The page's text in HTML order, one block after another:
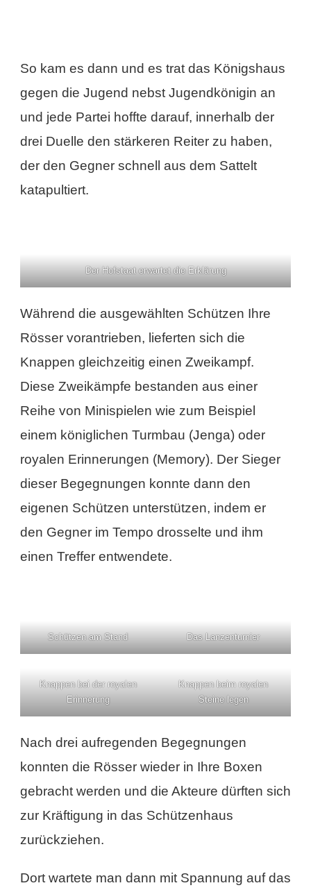
So kam es dann und es trat das Königshaus
gegen die Jugend nebst Jugendkönigin an
und jede Partei hoffte darauf, innerhalb der
drei Duelle den stärkeren Reiter zu haben,
der den Gegner schnell aus dem Sattelt
katapultiert.
Der Hofstaat erwartet die Erklärung
Während die ausgewählten Schützen Ihre
Rösser vorantrieben, lieferten sich die
Knappen gleichzeitig einen Zweikampf.
Diese Zweikämpfe bestanden aus einer
Reihe von Minispielen wie zum Beispiel
einem königlichen Turmbau (Jenga) oder
royalen Erinnerungen (Memory). Der Sieger
dieser Begegnungen konnte dann den
eigenen Schützen unterstützen, indem er
den Gegner im Tempo drosselte und ihm
einen Treffer entwendete.
Schützen am Stand Das Lanzenturnier
Knappen bei der royalen
Erinnerung
Knappen beim royalen
Steine legen
Nach drei aufregenden Begegnungen
konnten die Rösser wieder in Ihre Boxen
gebracht werden und die Akteure dürften sich
zur Kräftigung in das Schützenhaus
zurückziehen.
Dort wartete man dann mit Spannung auf das